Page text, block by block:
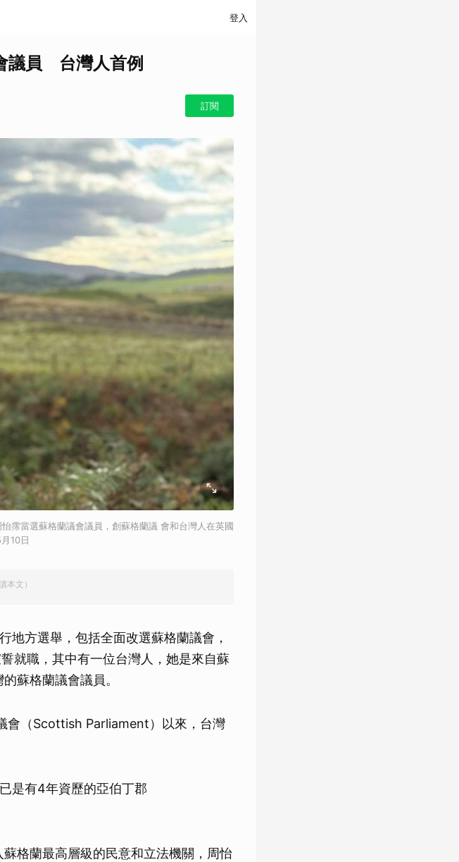
登入
議員 台灣人首例
訂閱
霈當選蘇格蘭議會議員，創蘇格蘭議 會和台灣人在英國
10日
本文）
地方選舉，包括全面改選蘇格蘭議會，
就職，其中有一位台灣人，她是來自蘇
蘇格蘭議會議員。
會（Scottish Parliament）以來，台灣
是有4年資歷的亞伯丁郡
格蘭最高層級的民意和立法機關，周怡